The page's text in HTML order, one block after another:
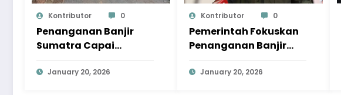
Kontributor 0
Penanganan Banjir
Sumatra Capai
Progres Signifikan,
Pemulihan Terus
January 20, 2026
Kontributor 0
Pemerintah Fokuskan
Penanganan Banjir
Sumatra pada
Pemulihan
January 20, 2026